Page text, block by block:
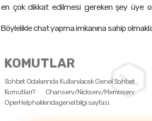
en çok dikkat edilmesi gereken şey üye
Böylelikle chat yapma imkanına sahip
KOMUTLAR
Sohbet Odalarında Kullanılacak Genel Sohbet
Komutları? Chanserv/Nickserv/Memoserv
OperHelp hakkında genel bilgi sayfası.